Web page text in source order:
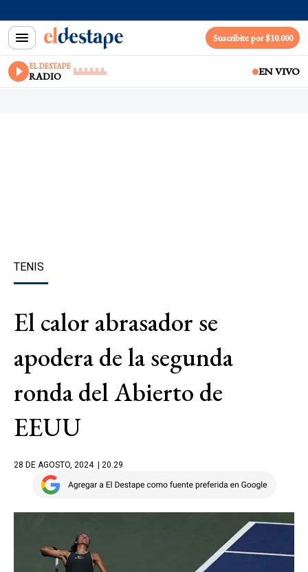
Suscribite por $10.000
EL DESTAPE
RADIO EN VIVO
TENIS
El calor abrasador se
apodera de la segunda
ronda del Abierto de
EEUU
28 DE AGOSTO, 2024 | 20.29